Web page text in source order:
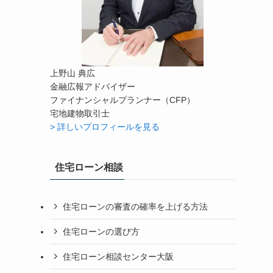
上野山 典広
金融広報アドバイザー
ファイナンシャルプランナー（CFP）
宅地建物取引士
> 詳しいプロフィールを見る
住宅ローン相談
住宅ローンの審査の確率を上げる方法
住宅ローンの選び方
住宅ローン相談センター大阪